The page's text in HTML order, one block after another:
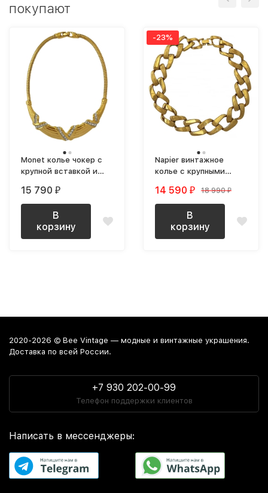
покупают
Monet колье чокер с
крупной вставкой и
15 790 ₽
В
корзину
-23%
Napier винтажное
колье с крупными
позолоченное
14 590 ₽ 18 990 ₽
В
корзину
2020-2026 © Bee Vintage — модные и винтажные украшения.
Доставка по всей России.
+7 930 202-00-99
Телефон поддержки клиентов
Написать в мессенджеры: